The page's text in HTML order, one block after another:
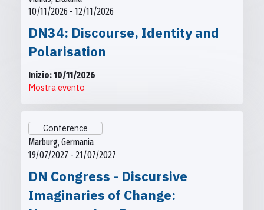
10/11/2026 - 12/11/2026
DN34: Discourse, Identity and
Polarisation
Inizio: 10/11/2026
Mostra evento
Conference
Marburg, Germania
19/07/2027 - 21/07/2027
DN Congress - Discursive
Imaginaries of Change: